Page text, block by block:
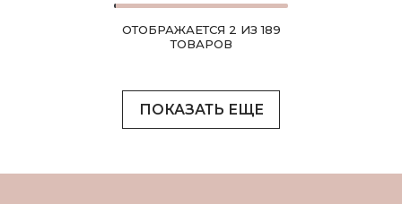
ОТОБРАЖАЕТСЯ 2 ИЗ 189
ТОВАРОВ
ПОКАЗАТЬ ЕЩЕ